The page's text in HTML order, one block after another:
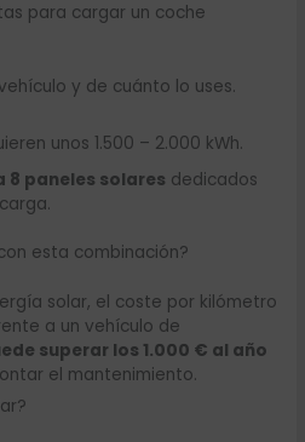
para cargar un coche
y de cuánto lo uses.
unos 1.500 – 2.000 kWh.
8 paneles solares dedicados
esta combinación?
solar, el coste por kilómetro
a un vehículo de
superar los 1.000 € al año
el mantenimiento.